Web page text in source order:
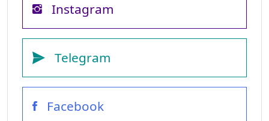
Instagram
Telegram
Facebook